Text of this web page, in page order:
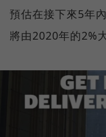
預估在接下來5年
將由2020年的2%